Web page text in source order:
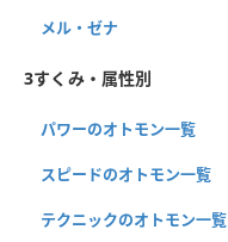
メル・ゼナ
3すくみ・属性別
パワーのオトモン一覧
スピードのオトモン一覧
テクニックのオトモン一覧